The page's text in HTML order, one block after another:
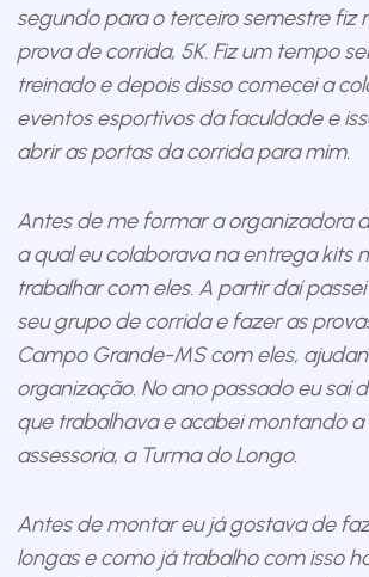
segundo para o terceiro semestre fiz
prova de corrida, 5K. Fiz um tempo
treinado e depois disso comecei a
eventos esportivos da faculdade e
abrir as portas da corrida para mim.
Antes de me formar a organizadora
a qual eu colaborava na entrega kits
trabalhar com eles. A partir daí
seu grupo de corrida e fazer as
Campo Grande-MS com eles,
organização. No ano passado eu saí
que trabalhava e acabei montando a
assessoria, a Turma do Longo.
Antes de montar eu já gostava de
longas e como já trabalho com isso